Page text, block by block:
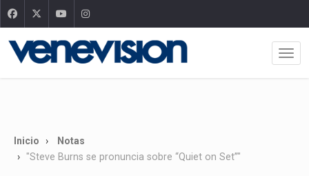
Inicio
Notas
"Steve Burns se pronuncia sobre “Quiet on Set”"